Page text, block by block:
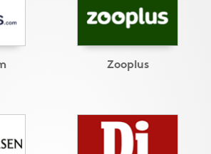
Zooplus